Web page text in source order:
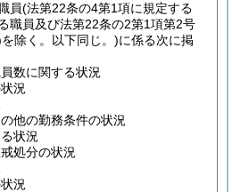
員(法第22条の4第1項に規定する
職員及び法第22条の2第1項第2号
を除く。以下同じ。)に係る次に掲
数に関する状況
況
他の勤務条件の状況
状況
処分の状況
況